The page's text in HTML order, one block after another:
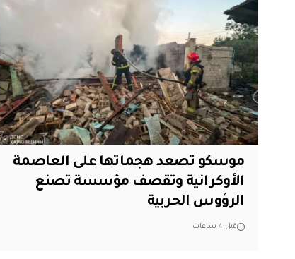
موسكو تصعد هجماتها على العاصمة
الأوكرانية وتقصف مؤسسة تصنع
الرؤوس الحربية
قبل 4 ساعات